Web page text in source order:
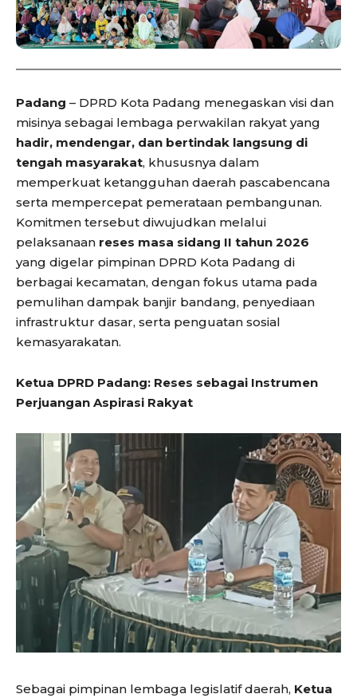
Padang – DPRD Kota Padang menegaskan visi dan
misinya sebagai lembaga perwakilan rakyat yang
hadir, mendengar, dan bertindak langsung di
tengah masyarakat, khususnya dalam
memperkuat ketangguhan daerah pascabencana
serta mempercepat pemerataan pembangunan.
Komitmen tersebut diwujudkan melalui
pelaksanaan reses masa sidang II tahun 2026
yang digelar pimpinan DPRD Kota Padang di
berbagai kecamatan, dengan fokus utama pada
pemulihan dampak banjir bandang, penyediaan
infrastruktur dasar, serta penguatan sosial
kemasyarakatan.
Ketua DPRD Padang: Reses sebagai Instrumen
Perjuangan Aspirasi Rakyat
Sebagai pimpinan lembaga legislatif daerah, Ketua